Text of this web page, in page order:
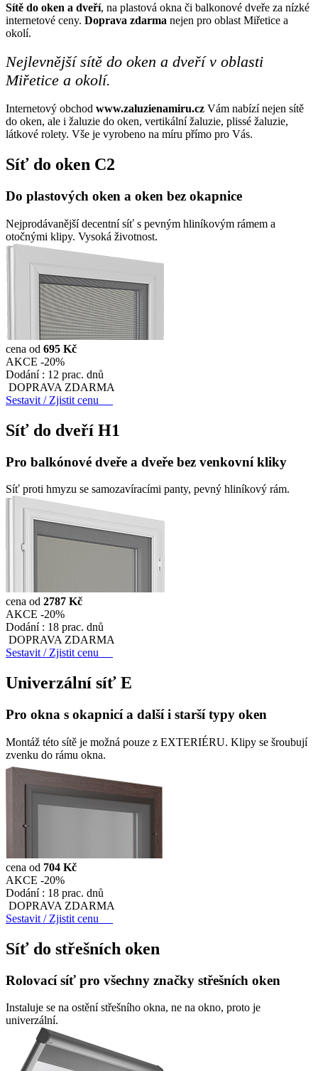
Sítě do oken a dveří, na plastová okna či balkonové dveře za nízké
internetové ceny. Doprava zdarma nejen pro oblast Miřetice a
okolí.
Nejlevnější sítě do oken a dveří v oblasti
Miřetice a okolí.
Internetový obchod www.zaluzienamiru.cz Vám nabízí nejen sítě
do oken, ale i žaluzie do oken, vertikální žaluzie, plissé žaluzie,
látkové rolety. Vše je vyrobeno na míru přímo pro Vás.
Síť do oken C2
Do plastových oken a oken bez okapnice
Nejprodávanější decentní síť s pevným hliníkovým rámem a
otočnými klipy. Vysoká životnost.
cena od 695 Kč
AKCE -20%
Dodání : 12 prac. dnů
DOPRAVA ZDARMA
Sestavit / Zjistit cenu
Síť do dveří H1
Pro balkónové dveře a dveře bez venkovní kliky
Síť proti hmyzu se samozavíracími panty, pevný hliníkový rám.
cena od 2787 Kč
AKCE -20%
Dodání : 18 prac. dnů
DOPRAVA ZDARMA
Sestavit / Zjistit cenu
Univerzální síť E
Pro okna s okapnicí a další i starší typy oken
Montáž této sítě je možná pouze z EXTERIÉRU. Klipy se šroubují
zvenku do rámu okna.
cena od 704 Kč
AKCE -20%
Dodání : 18 prac. dnů
DOPRAVA ZDARMA
Sestavit / Zjistit cenu
Síť do střešních oken
Rolovací síť pro všechny značky střešních oken
Instaluje se na ostění střešního okna, ne na okno, proto je
univerzální.